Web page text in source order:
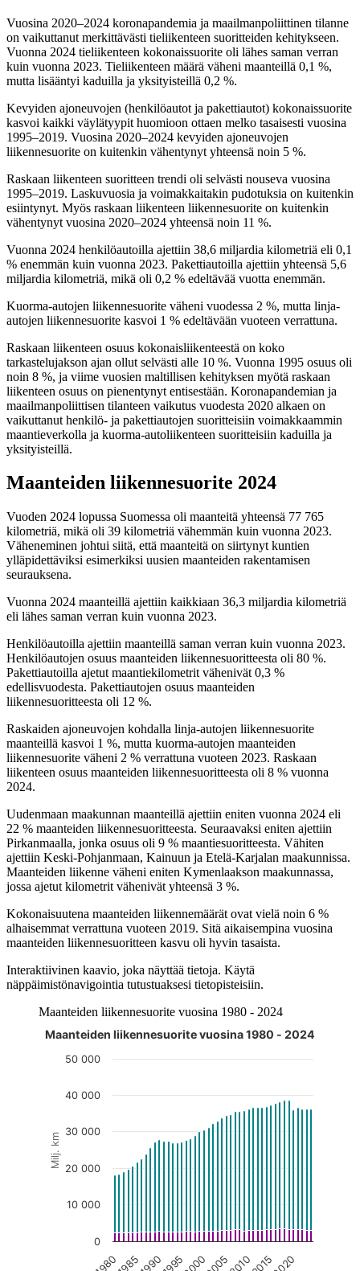
Vuosina 2020–2024 koronapandemia ja maailmanpoliittinen tilanne
on vaikuttanut merkittävästi tieliikenteen suoritteiden kehitykseen.
Vuonna 2024 tieliikenteen kokonaissuorite oli lähes saman verran
kuin vuonna 2023. Tieliikenteen määrä väheni maanteillä 0,1 %,
mutta lisääntyi kaduilla ja yksityisteillä 0,2 %.
Kevyiden ajoneuvojen (henkilöautot ja pakettiautot) kokonaissuorite
kasvoi kaikki väylätyypit huomioon ottaen melko tasaisesti vuosina
1995–2019. Vuosina 2020–2024 kevyiden ajoneuvojen
liikennesuorite on kuitenkin vähentynyt yhteensä noin 5 %.
Raskaan liikenteen suoritteen trendi oli selvästi nouseva vuosina
1995–2019. Laskuvuosia ja voimakkaitakin pudotuksia on kuitenkin
esiintynyt. Myös raskaan liikenteen liikennesuorite on kuitenkin
vähentynyt vuosina 2020–2024 yhteensä noin 11 %.
Vuonna 2024 henkilöautoilla ajettiin 38,6 miljardia kilometriä eli 0,1
% enemmän kuin vuonna 2023. Pakettiautoilla ajettiin yhteensä 5,6
miljardia kilometriä, mikä oli 0,2 % edeltävää vuotta enemmän.
Kuorma-autojen liikennesuorite väheni vuodessa 2 %, mutta linja-
autojen liikennesuorite kasvoi 1 % edeltävään vuoteen verrattuna.
Raskaan liikenteen osuus kokonaisliikenteestä on koko
tarkastelujakson ajan ollut selvästi alle 10 %. Vuonna 1995 osuus oli
noin 8 %, ja viime vuosien maltillisen kehityksen myötä raskaan
liikenteen osuus on pienentynyt entisestään. Koronapandemian ja
maailmanpoliittisen tilanteen vaikutus vuodesta 2020 alkaen on
vaikuttanut henkilö- ja pakettiautojen suoritteisiin voimakkaammin
maantieverkolla ja kuorma-autoliikenteen suoritteisiin kaduilla ja
yksityisteillä.
Maanteiden liikennesuorite 2024
Vuoden 2024 lopussa Suomessa oli maanteitä yhteensä 77 765
kilometriä, mikä oli 39 kilometriä vähemmän kuin vuonna 2023.
Väheneminen johtui siitä, että maanteitä on siirtynyt kuntien
ylläpidettäviksi esimerkiksi uusien maanteiden rakentamisen
seurauksena.
Vuonna 2024 maanteillä ajettiin kaikkiaan 36,3 miljardia kilometriä
eli lähes saman verran kuin vuonna 2023.
Henkilöautoilla ajettiin maanteillä saman verran kuin vuonna 2023.
Henkilöautojen osuus maanteiden liikennesuoritteesta oli 80 %.
Pakettiautoilla ajetut maantiekilometrit vähenivät 0,3 %
edellisvuodesta. Pakettiautojen osuus maanteiden
liikennesuoritteesta oli 12 %.
Raskaiden ajoneuvojen kohdalla linja-autojen liikennesuorite
maanteillä kasvoi 1 %, mutta kuorma-autojen maanteiden
liikennesuorite väheni 2 % verrattuna vuoteen 2023. Raskaan
liikenteen osuus maanteiden liikennesuoritteesta oli 8 % vuonna
2024.
Uudenmaan maakunnan maanteillä ajettiin eniten vuonna 2024 eli
22 % maanteiden liikennesuoritteesta. Seuraavaksi eniten ajettiin
Pirkanmaalla, jonka osuus oli 9 % maantiesuoritteesta. Vähiten
ajettiin Keski-Pohjanmaan, Kainuun ja Etelä-Karjalan maakunnissa.
Maanteiden liikenne väheni eniten Kymenlaakson maakunnassa,
jossa ajetut kilometrit vähenivät yhteensä 3 %.
Kokonaisuutena maanteiden liikennemäärät ovat vielä noin 6 %
alhaisemmat verrattuna vuoteen 2019. Sitä aikaisempina vuosina
maanteiden liikennesuoritteen kasvu oli hyvin tasaista.
Interaktiivinen kaavio, joka näyttää tietoja. Käytä
näppäimistönavigointia tutustuaksesi tietopisteisiin.
Maanteiden liikennesuorite vuosina 1980 - 2024
Kuvaaja on interaktiivinen. Siirry kuvaajaan sarkaimella ja
Milj. km
Maanteiden liikennesuorite vuosina 1980 - 2024
0
10 000
20 000
30 000
40 000
50 000